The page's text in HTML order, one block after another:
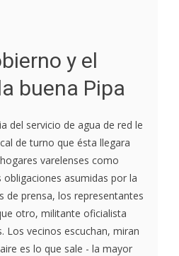
y el
buena Pipa
del servicio de agua de red le
de turno que ésta llegara
varelenses como
asumidas por la
de prensa, los representantes
otro, militante oficialista
Los vecinos escuchan, miran
es lo que sale - la mayor